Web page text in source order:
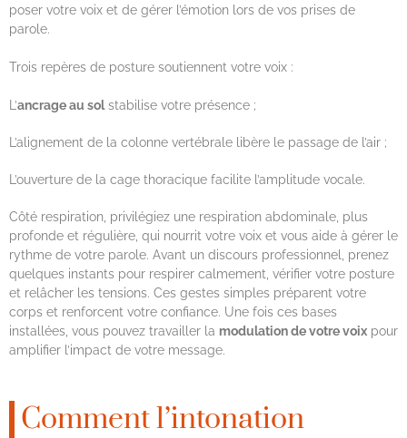
poser votre voix et de gérer l’émotion lors de vos prises de
parole.
Trois repères de posture soutiennent votre voix :
L’ancrage au solstabilise votre présence ;
L’alignement de la colonne vertébrale libère le passage de l’air ;
L’ouverture de la cage thoracique facilite l’amplitude vocale.
Côté respiration, privilégiez une respiration abdominale, plus
profonde et régulière, qui nourrit votre voix et vous aide à gérer le
rythme de votre parole. Avant un discours professionnel, prenez
quelques instants pour respirer calmement, vérifier votre posture
et relâcher les tensions. Ces gestes simples préparent votre
corps et renforcent votre confiance. Une fois ces bases
installées, vous pouvez travailler la modulation de votre voix pour
amplifier l’impact de votre message.
Comment l’intonation